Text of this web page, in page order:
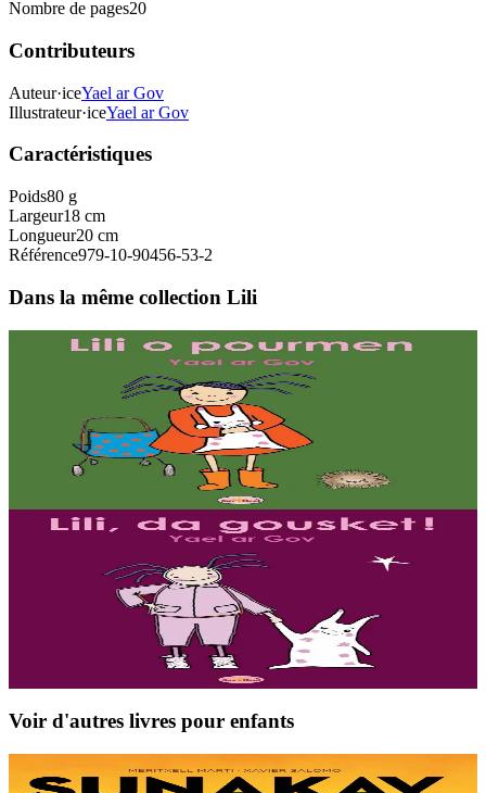
Nombre de pages20
Contributeurs
Auteur·iceYael ar Gov
Illustrateur·iceYael ar Gov
Caractéristiques
Poids80 g
Largeur18 cm
Longueur20 cm
Référence979-10-90456-53-2
Dans la même collection Lili
3 ans et plus
Lili se promène
Lili est partie se promener dans le bois. Elle entend du bruit. Elle a
un petit peu peur. Quels sont ces bruits ?
3 ans et plus
Lili, au lit !
Où est Lili ? Que fait-elle ? Elle n'est pas dans son lit ! Au dodo, Lili
Voir d'autres livres pour enfants
TES